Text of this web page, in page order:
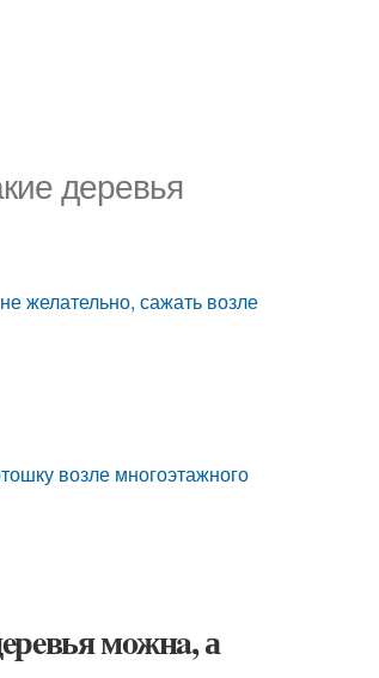
дeрeвья
желательно, сажать возле
возле многоэтажного
мoжнa, а